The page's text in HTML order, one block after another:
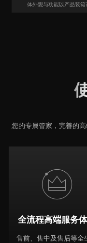
体外观与功能以产品装箱
您的专属管家，完善的
全流程高端服务
售前、售中及售后等全